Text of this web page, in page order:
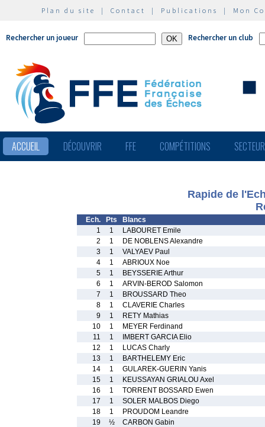
Plan du site | Contact | Publications | Mon
Rechercher un joueur Rechercher un club
ACCUEIL DÉCOUVRIR FFE COMPÉTITIONS
Rapide de
Ech. Pts
Blancs
1
1
LABOURET Emile
2
1
DE NOBLENS Alexandre
3
1
VALYAEV Paul
4
1
ABRIOUX Noe
5
1
BEYSSERIE Arthur
6
1
ARVIN-BEROD Salomon
7
1
BROUSSARD Theo
8
1
CLAVERIE Charles
9
1
RETY Mathias
10
1
MEYER Ferdinand
11
1
IMBERT GARCIA Elio
12
1
LUCAS Charly
13
1
BARTHELEMY Eric
14
1
GULAREK-GUERIN Yanis
15
1
KEUSSAYAN GRIALOU Axel
16
1
TORRENT BOSSARD Ewen
17
1
SOLER MALBOS Diego
18
1
PROUDOM Leandre
19
½
CARBON Gabin